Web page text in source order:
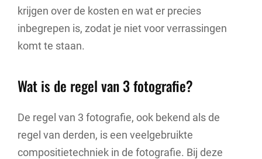
krijgen over de kosten en wat er precies
inbegrepen is, zodat je niet voor verrassingen
komt te staan.
Wat is de regel van 3 fotografie?
De regel van 3 fotografie, ook bekend als de
regel van derden, is een veelgebruikte
compositietechniek in de fotografie. Bij deze